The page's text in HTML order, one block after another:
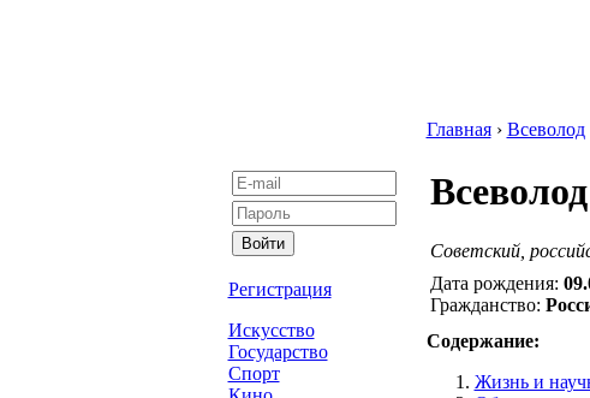
Регистрация
Искусство
Государство
Спорт
Главная› Всеволод
Советский,
Дата рождения:
Гражданство:
Содержание:
Жизнь и